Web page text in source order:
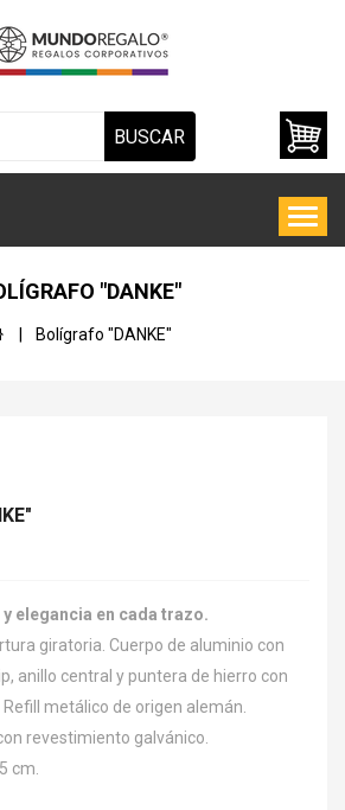
BUSCAR
"DANKE"
Bolígrafo "DANKE"
elegancia en cada trazo.
giratoria. Cuerpo de aluminio con
anillo central y puntera de hierro con
metálico de origen alemán.
revestimiento galvánico.
cm.